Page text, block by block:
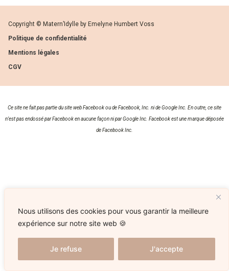
Nous utilisons des cookies pour vous garantir la meilleure
expérience sur notre site web 🍪
Je refuse J'accepte
Copyright © Matern’Idylle by Emelyne Humbert Voss
Politique de confidentialité
Mentions légales
CGV
Ce site ne fait pas partie du site web Facebook ou de Facebook, Inc. ni de Google Inc. En outre, ce site
n’est pas endossé par Facebook en aucune façon ni par Google Inc. Facebook est une marque déposée
de Facebook Inc.